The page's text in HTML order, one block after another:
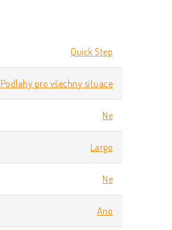
Quick Step
Podlahy pro všechny situace
Ne
Largo
Ne
Ano